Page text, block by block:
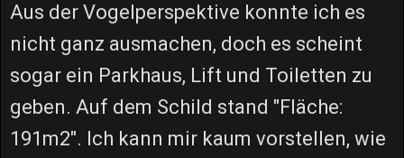
Aus der Vogelperspektive konnte ich es
nicht ganz ausmachen, doch es scheint
sogar ein Parkhaus, Lift und Toiletten zu
geben. Auf dem Schild stand "Fläche:
191m2". Ich kann mir kaum vorstellen, wie